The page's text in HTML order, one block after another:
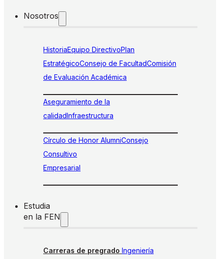
Nosotros
HistoriaEquipo DirectivoPlan
EstratégicoConsejo de FacultadComisión
de Evaluación Académica
Aseguramiento de la
calidadInfraestructura
Círculo de Honor AlumniConsejo
Consultivo
Empresarial
Estudia
en la FEN
Carreras de pregrado Ingeniería